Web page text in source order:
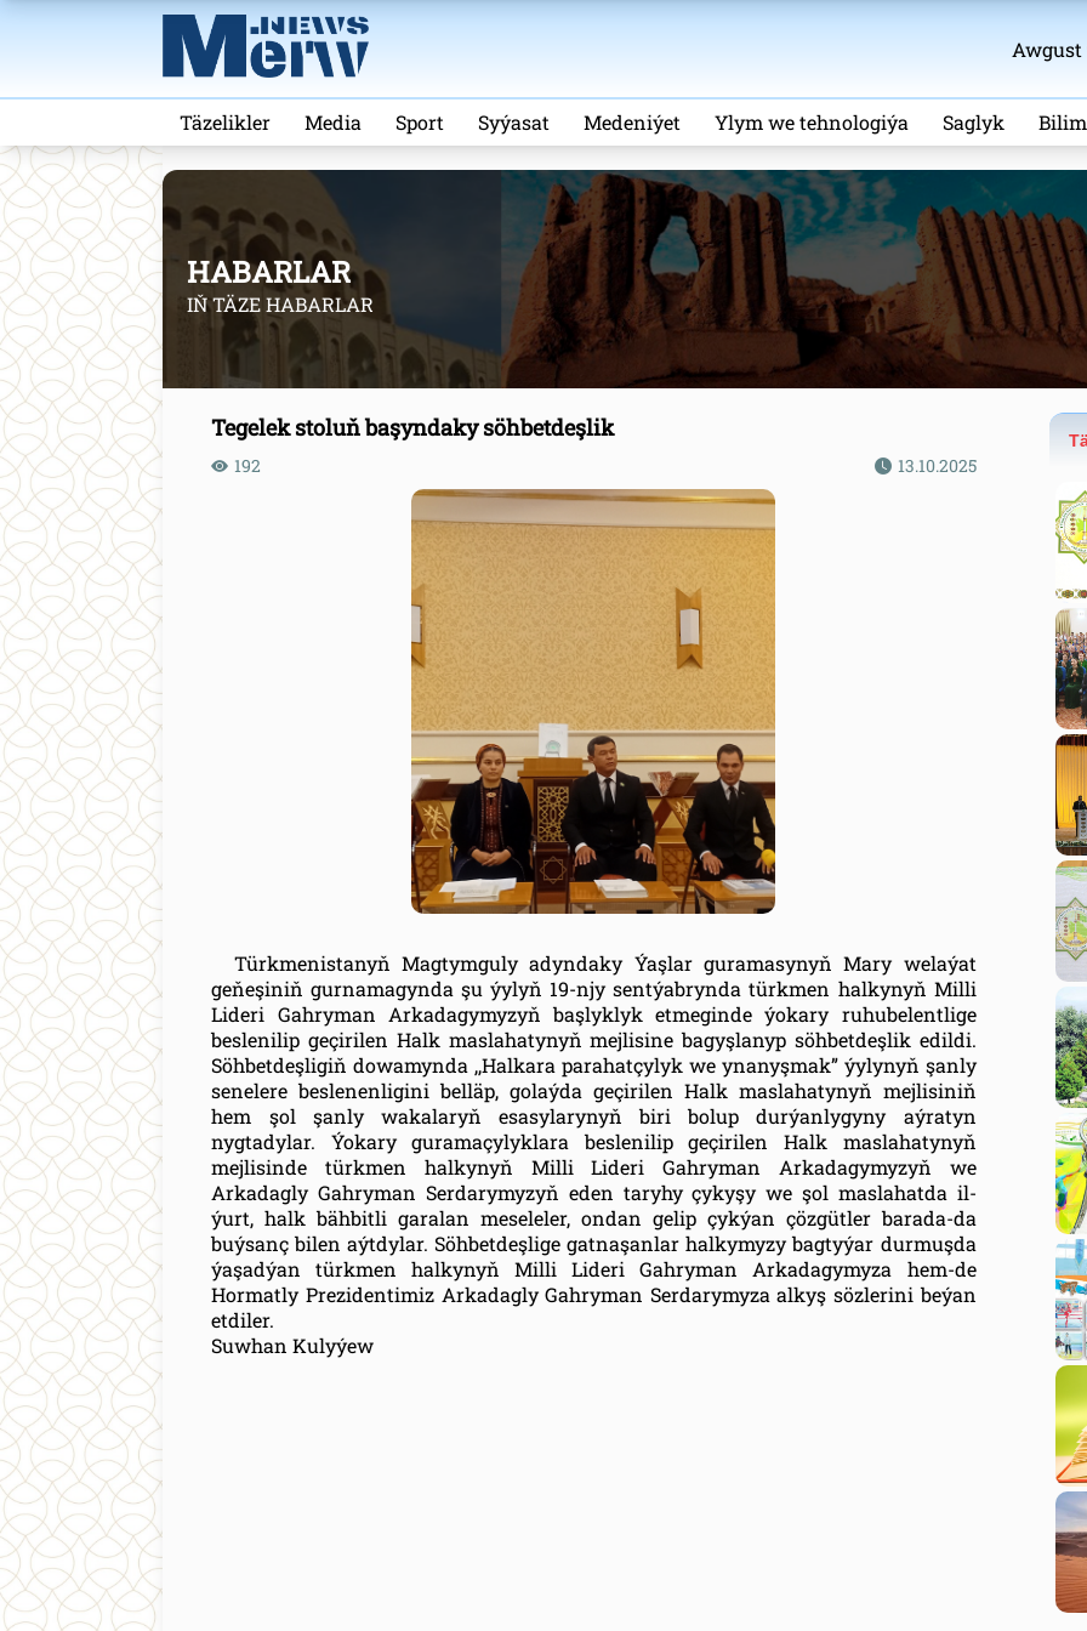
Awgust
Täzelikler Media Sport Syýasat Medeniýet Ylym we tehnologiýa Saglyk Bilim
HABARLAR
IŇ TÄZE HABARLAR
Tegelek stoluň başyndaky söhbetdeşlik
192 13.10.2025
Türkmenistanyň Magtymguly adyndaky Ýaşlar guramasynyň Mary welaýat
geňeşiniň gurnamagynda şu ýylyň 19-njy sentýabrynda türkmen halkynyň Milli
Lideri Gahryman Arkadagymyzyň başlyklyk etmeginde ýokary ruhubelentlige
beslenilip geçirilen Halk maslahatynyň mejlisine bagyşlanyp söhbetdeşlik edildi.
Söhbetdeşligiň dowamynda ,,Halkara parahatçylyk we ynanyşmak” ýylynyň şanly
senelere beslenenligini belläp, golaýda geçirilen Halk maslahatynyň mejlisiniň
hem şol şanly wakalaryň esasylarynyň biri bolup durýanlygyny aýratyn
nygtadylar. Ýokary guramaçylyklara beslenilip geçirilen Halk maslahatynyň
mejlisinde türkmen halkynyň Milli Lideri Gahryman Arkadagymyzyň we
Arkadagly Gahryman Serdarymyzyň eden taryhy çykyşy we şol maslahatda il-
ýurt, halk bähbitli garalan meseleler, ondan gelip çykýan çözgütler barada-da
buýsanç bilen aýtdylar. Söhbetdeşlige gatnaşanlar halkymyzy bagtyýar durmuşda
ýaşadýan türkmen halkynyň Milli Lideri Gahryman Arkadagymyza hem-de
Hormatly Prezidentimiz Arkadagly Gahryman Serdarymyza alkyş sözlerini beýan
etdiler.
Suwhan Kulyýew